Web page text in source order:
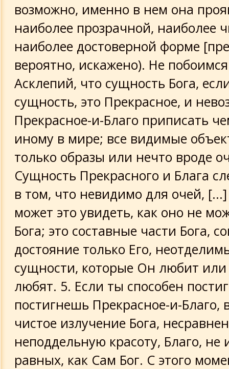
возможно, именно в нем она
наиболее прозрачной, наиболее
наиболее достоверной форме
вероятно, искажено). Не побоимся
Асклепий, что сущность Бога,
сущность, это Прекрасное, и
Прекрасное-и-Благо приписать
иному в мире; все видимые
только образы или нечто вроде
Сущность Прекрасного и Блага
в том, что невидимо для очей,
может это увидеть, как оно не
Бога; это составные части Бога,
достояние только Его,
сущности, которые Он любит или
любят. 5. Если ты способен
постигнешь Прекрасное-и-Благо,
чистое излучение Бога,
неподдельную красоту, Благо,
равных, как Сам Бог. С этого